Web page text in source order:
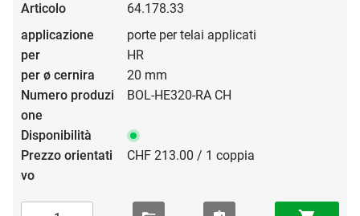
64.178.33
porte per telai applicati
HR
20 mm
BOL-HE320-RA CH
CHF 213.00 / 1 coppia